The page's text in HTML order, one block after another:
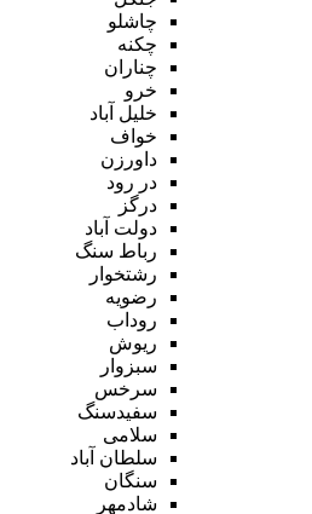
چاشلو
چکنه
چناران
خرو
خلیل آباد
خواف
داورزن
در رود
درگز
دولت آباد
رباط سنگ
رشتخوار
رضویه
روداب
ریوش
سبزوار
سرخس
سفیدسنگ
سلامی
سلطان آباد
سنگان
شادمهر